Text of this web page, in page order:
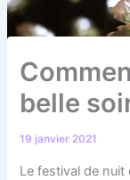
belle
19 janvier 2021
Le festival de nuit